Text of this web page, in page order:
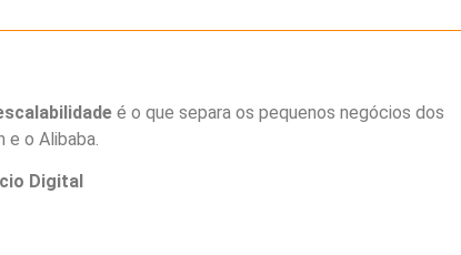
é o que separa os pequenos negócios dos
e o Alibaba.
Digital